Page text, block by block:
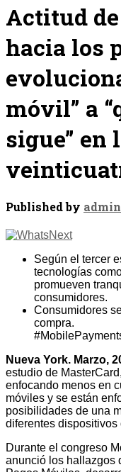
Actitud
hacia los
móvil” a
sigue”
Published by admin
Según el tercer
tecnologías
promueven
consumidores.
Consumidores
compra.
Nueva York. Marzo,
estudio de
enfocando menos en
móviles y se están
posibilidades de una
diferentes dispositivos
Durante el congreso
anunció los hallazgos